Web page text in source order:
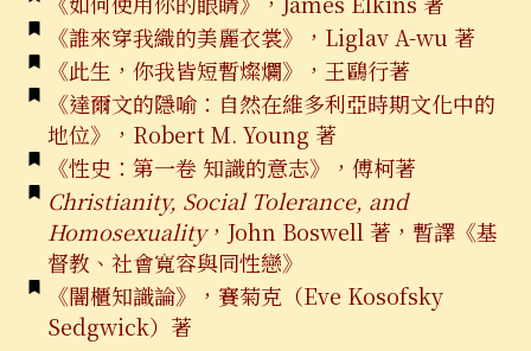
《誰來穿我織的美麗衣裳》，Liglav A-wu 著
《此生，你我皆短暫燦爛》，王鷗行著
《達爾文的隱喻：自然在維多利亞時期文化中的
地位》，Robert M. Young 著
《性史：第一卷 知識的意志》，傅柯著
Christianity, Social Tolerance, and
Homosexuality，John Boswell 著，暫譯《基
督教、社會寬容與同性戀》
《闇櫃知識論》，賽菊克（Eve Kosofsky
Sedgwick）著